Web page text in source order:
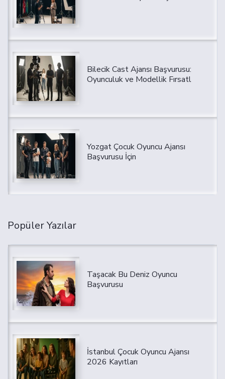
Bilecik Cast Ajansı Başvurusu:
Oyunculuk ve Modellik Fırsatl
Yozgat Çocuk Oyuncu Ajansı
Başvurusu İçin
Popüler Yazılar
Taşacak Bu Deniz Oyuncu
Başvurusu
İstanbul Çocuk Oyuncu Ajansı
2026 Kayıtları